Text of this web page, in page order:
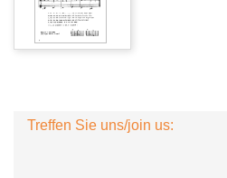
Treffen Sie uns/join us: